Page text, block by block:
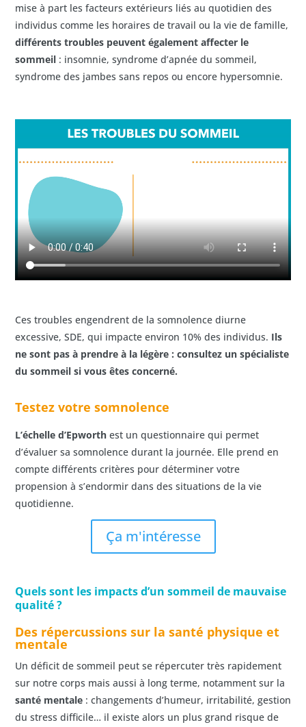
mise à part les facteurs extérieurs liés au quotidien des
individus comme les horaires de travail ou la vie de famille,
différents troubles peuvent également affecter le
sommeil : insomnie, syndrome d’apnée du sommeil,
syndrome des jambes sans repos ou encore hypersomnie.
Ces troubles engendrent de la somnolence diurne
excessive, SDE, qui impacte environ 10% des individus. Ils
ne sont pas à prendre à la légère : consultez un spécialiste
du sommeil si vous êtes concerné.
Testez votre somnolence
L’échelle d’Epworth est un questionnaire qui permet
d’évaluer sa somnolence durant la journée. Elle prend en
compte différents critères pour déterminer votre
propension à s’endormir dans des situations de la vie
quotidienne.
Ça m'intéresse
Quels sont les impacts d’un sommeil de mauvaise
qualité ?
Des répercussions sur la santé physique et
mentale
Un déficit de sommeil peut se répercuter très rapidement
sur notre corps mais aussi à long terme, notamment sur la
santé mentale : changements d’humeur, irritabilité, gestion
du stress difficile… il existe alors un plus grand risque de